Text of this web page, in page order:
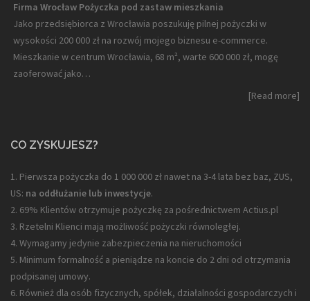
Firma Wrocław Pożyczka pod zastaw mieszkania
Jako przedsiębiorca z Wrocławia poszukuję pilnej pożyczki w
wysokości 200 000 zł na rozwój mojego biznesu e-commerce.
Mieszkanie w centrum Wrocławia, 68 m², warte 600 000 zł, mogę
zaoferować jako…
[Read more]
CO ZYSKUJESZ?
1. Pierwsza pożyczka do 1 000 000 zł nawet na 3-4 lata bez baz, ZUS,
US: na oddłużanie lub inwestycje.
2. 69% Klientów otrzymuje pożyczkę za pośrednictwem Actius.pl
3. Rzetelni Klienci mają możliwość pożyczki równoległej.
4. Wymagamy jedynie zabezpieczenia na nieruchomości
5. Minimum formalność a pieniądze na koncie do 2 dni od otrzymania
podpisanej umowy.
6. Również dla osób fizycznych, spółek, działalności gospodarczych i